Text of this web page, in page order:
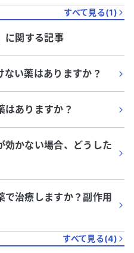
すべて見る(1)
に関する記事
い薬はありますか？
はありますか？
効かない場合、どうした
で治療しますか？副作用
すべて見る(4)